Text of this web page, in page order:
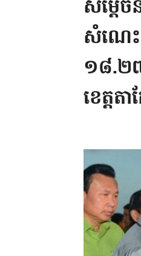
សម្តេ
សំណេះ
១៨.២
ខេត្តតា